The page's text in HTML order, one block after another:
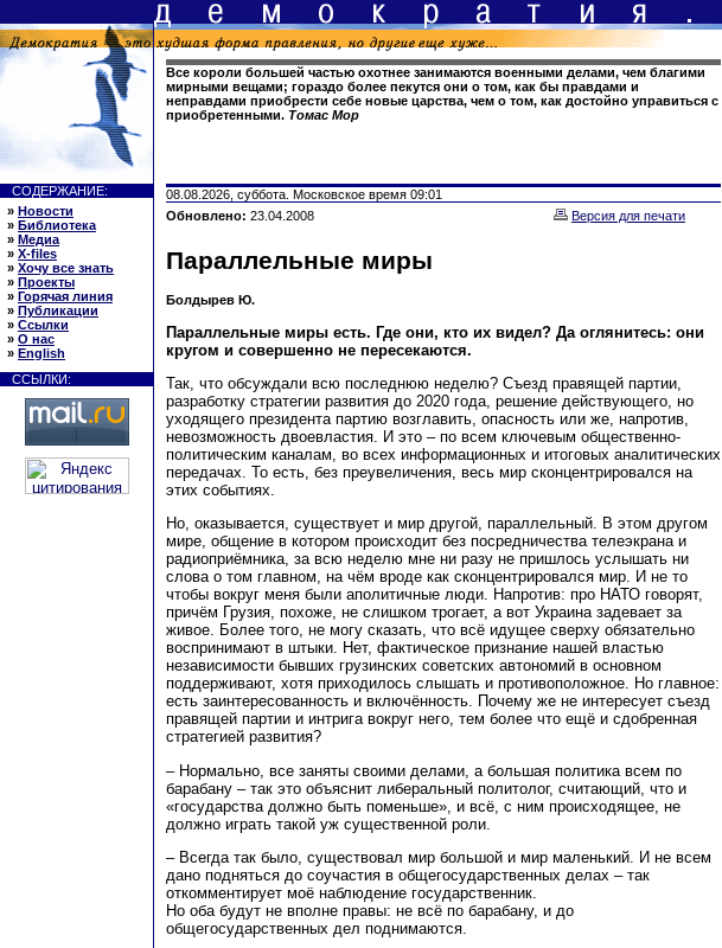
Все короли большей частью охотнее занимаются военными делами, чем благими
мирными вещами; гораздо более пекутся они о том, как бы правдами и
неправдами приобрести себе новые царства, чем о том, как достойно управиться с
приобретенными. Томас Мор
СОДЕРЖАНИЕ:
» Новости
» Библиотека
» Медиа
» X-files
» Хочу все знать
» Проекты
» Горячая линия
» Публикации
» Ссылки
» О нас
» English
ССЫЛКИ:
08.08.2026, суббота. Московское время 09:01
Обновлено: 23.04.2008 Версия для печати
Параллельные миры
Болдырев Ю.
Параллельные миры есть. Где они, кто их видел? Да оглянитесь: они
кругом и совершенно не пересекаются.
Так, что обсуждали всю последнюю неделю? Съезд правящей партии,
разработку стратегии развития до 2020 года, решение действующего, но
уходящего президента партию возглавить, опасность или же, напротив,
невозможность двоевластия. И это – по всем ключевым общественно-
политическим каналам, во всех информационных и итоговых аналитических
передачах. То есть, без преувеличения, весь мир сконцентрировался на
этих событиях.
Но, оказывается, существует и мир другой, параллельный. В этом другом
мире, общение в котором происходит без посредничества телеэкрана и
радиоприёмника, за всю неделю мне ни разу не пришлось услышать ни
слова о том главном, на чём вроде как сконцентрировался мир. И не то
чтобы вокруг меня были аполитичные люди. Напротив: про НАТО говорят,
причём Грузия, похоже, не слишком трогает, а вот Украина задевает за
живое. Более того, не могу сказать, что всё идущее сверху обязательно
воспринимают в штыки. Нет, фактическое признание нашей властью
независимости бывших грузинских советских автономий в основном
поддерживают, хотя приходилось слышать и противоположное. Но главное:
есть заинтересованность и включённость. Почему же не интересует съезд
правящей партии и интрига вокруг него, тем более что ещё и сдобренная
стратегией развития?
– Нормально, все заняты своими делами, а большая политика всем по
барабану – так это объяснит либеральный политолог, считающий, что и
«государства должно быть поменьше», и всё, с ним происходящее, не
должно играть такой уж существенной роли.
– Всегда так было, существовал мир большой и мир маленький. И не всем
дано подняться до соучастия в общегосударственных делах – так
откомментирует моё наблюдение государственник.
Но оба будут не вполне правы: не всё по барабану, и до
общегосударственных дел поднимаются.